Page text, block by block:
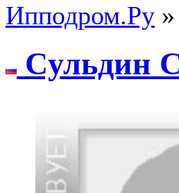
Ипподром.Ру »
Cульдин